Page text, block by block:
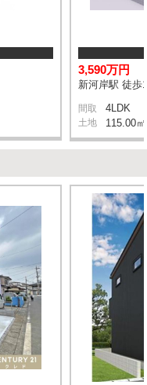
3,590万円
新河岸駅 徒歩
間取 4LDK
土地 115.00㎡